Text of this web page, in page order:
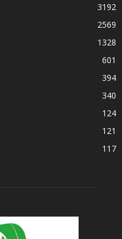
3192
2569
1328
601
394
340
124
121
117